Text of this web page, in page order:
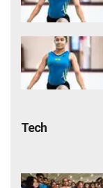
Tech